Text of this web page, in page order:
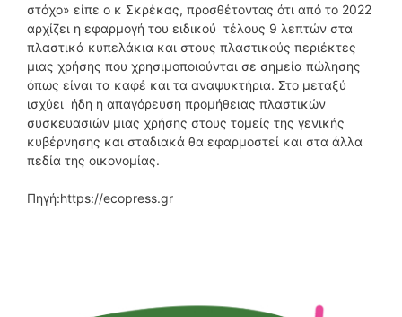
στόχο» είπε ο κ Σκρέκας, προσθέτοντας ότι από το 2022
αρχίζει η εφαρμογή του ειδικού τέλους 9 λεπτών στα
πλαστικά κυπελάκια και στους πλαστικούς περιέκτες
μιας χρήσης που χρησιμοποιούνται σε σημεία πώλησης
όπως είναι τα καφέ και τα αναψυκτήρια. Στο μεταξύ
ισχύει ήδη η απαγόρευση προμήθειας πλαστικών
συσκευασιών μιας χρήσης στους τομείς της γενικής
κυβέρνησης και σταδιακά θα εφαρμοστεί και στα άλλα
πεδία της οικονομίας.
Πηγή:https://ecopress.gr